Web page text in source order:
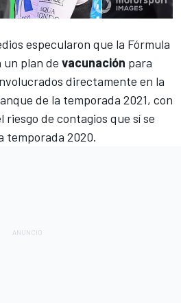
especularon que la Fórmula
plan de vacunación para
directamente en la
de la temporada 2021, con
de contagios que sí se
temporada 2020.